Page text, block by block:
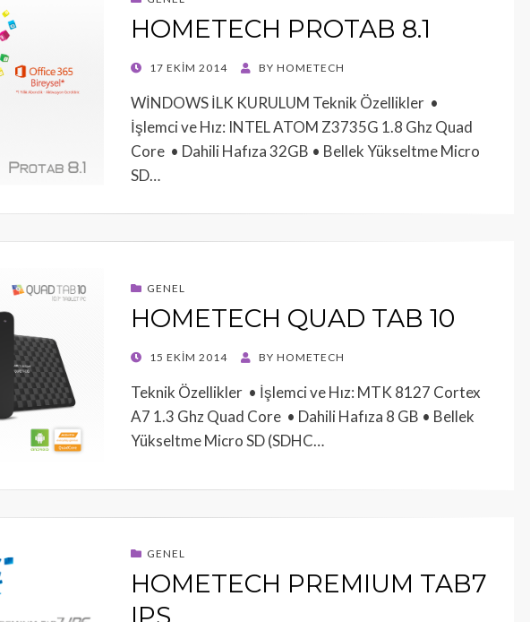
HOMETECH PROTAB 8.1
POSTED
17 EKIM 2014 BY HOMETECH
WİNDOWS İLK KURULUM Teknik Özellikler •
İşlemci ve Hız: INTEL ATOM Z3735G 1.8 Ghz Quad
Core • Dahili Hafıza 32GB • Bellek Yükseltme Micro
SD…
GENEL
HOMETECH QUAD TAB 10
POSTED
15 EKIM 2014 BY HOMETECH
Teknik Özellikler • İşlemci ve Hız: MTK 8127 Cortex
A7 1.3 Ghz Quad Core • Dahili Hafıza 8 GB • Bellek
Yükseltme Micro SD (SDHC…
GENEL
HOMETECH PREMIUM TAB7